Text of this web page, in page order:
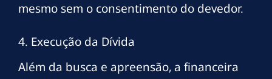
mesmo sem o consentimento do devedor.
4. Execução da Dívida
Além da busca e apreensão, a financeira